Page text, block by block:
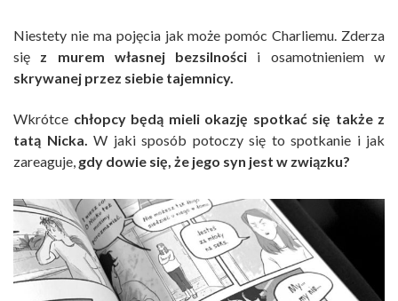
Niestety nie ma pojęcia jak może pomóc Charliemu. Zderza
się z murem własnej bezsilności i osamotnieniem w
skrywanej przez siebie tajemnicy.
Wkrótce chłopcy będą mieli okazję spotkać się także z
tatą Nicka. W jaki sposób potoczy się to spotkanie i jak
zareaguje, gdy dowie się, że jego syn jest w związku?